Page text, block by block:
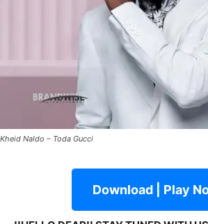
Kheid Naldo – Toda Gucci
Download | Play